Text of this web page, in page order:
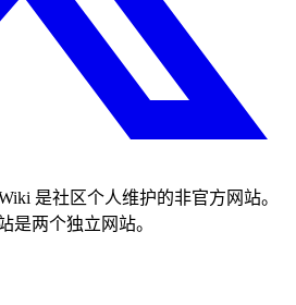
是社区个人维护的非官方网站。
是两个独立网站。